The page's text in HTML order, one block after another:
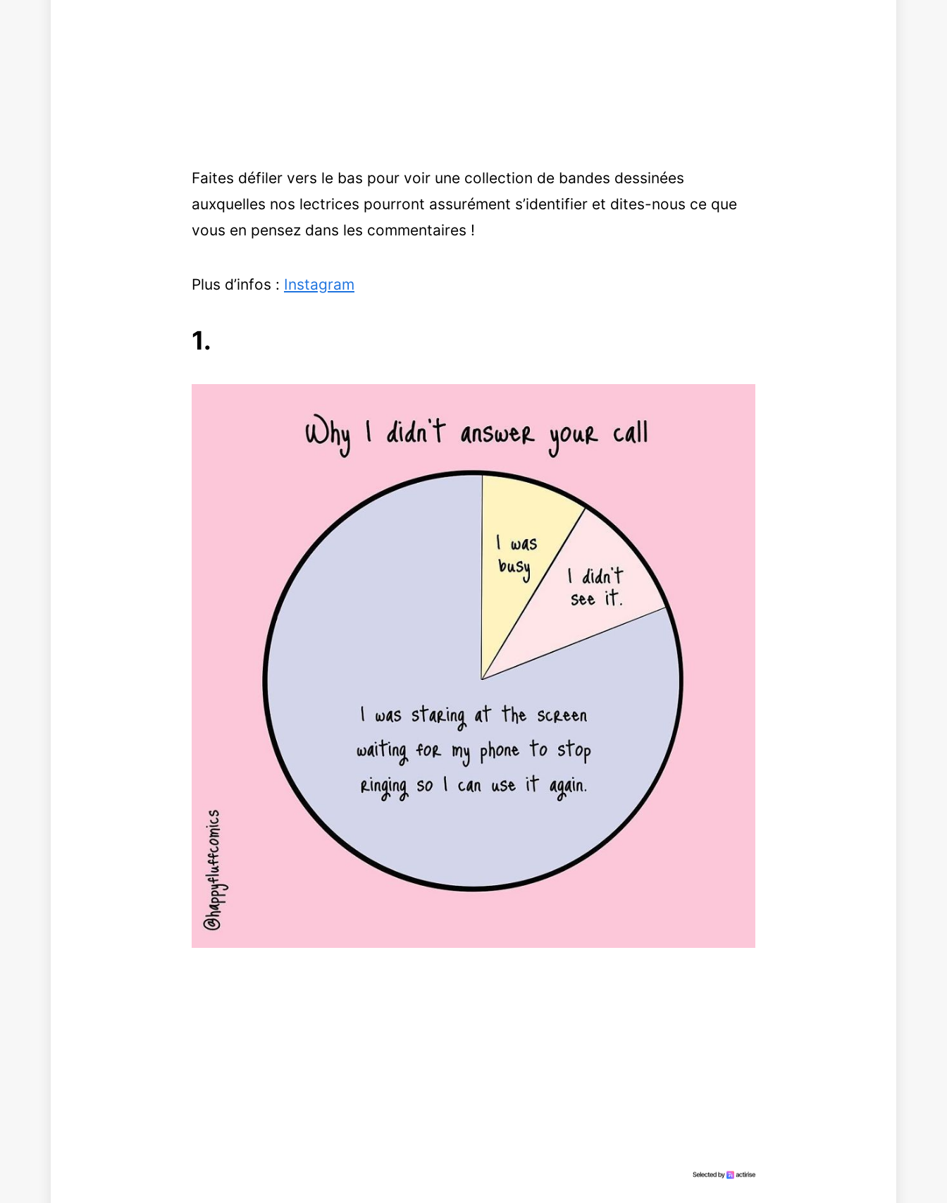
Faites défiler vers le bas pour voir une collection de bandes dessinées
auxquelles nos lectrices pourront assurément s’identifier et dites-nous ce que
vous en pensez dans les commentaires !
Plus d’infos : Instagram
1.